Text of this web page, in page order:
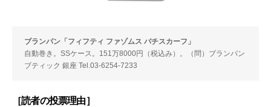
ブランパン「フィフティ ファゾムス バチスカーフ」
自動巻き。SSケース。151万8000円（税込み）。（問）ブランパン
ブティック 銀座 Tel.03-6254-7233
［読者の投票理由］